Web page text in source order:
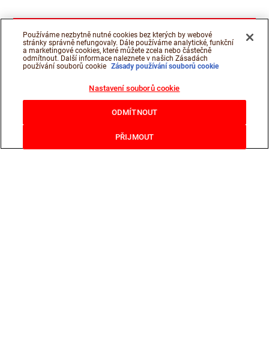
Používáme nezbytně nutné cookies bez kterých by webové
stránky správně nefungovaly. Dále používáme analytické, funkční
a marketingové cookies, které můžete zcela nebo částečně
odmítnout. Další informace naleznete v našich Zásadách
používání souborů cookie Zásady používání souborů cookie
Nastavení souborů cookie
ODMÍTNOUT
PŘIJMOUT